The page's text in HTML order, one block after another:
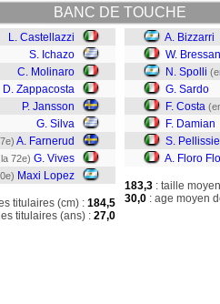
BANC DE TOUCHE
L. Castellazzi
S. Ichazo
C. Molinaro
D. Zappacosta
P. Jansson
G. Silva
A. Farnerud
72e) G. Vives
Maxi Lopez
titulaires (cm) : 184,5
titulaires (ans) : 27,0
A. Bizzarri
W. Bressan
N. Spolli
G. Sardo
F. Costa
F. Damian
S.
A. Floro
183,3 : taille
30,0 : age moyen